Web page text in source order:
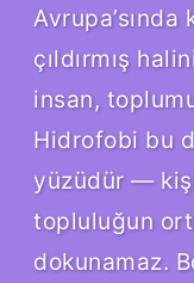
Avrupa’sında
çıldırmış
insan,
Hidrofobi bu
yüzüdür —
topluluğun
dokunamaz.